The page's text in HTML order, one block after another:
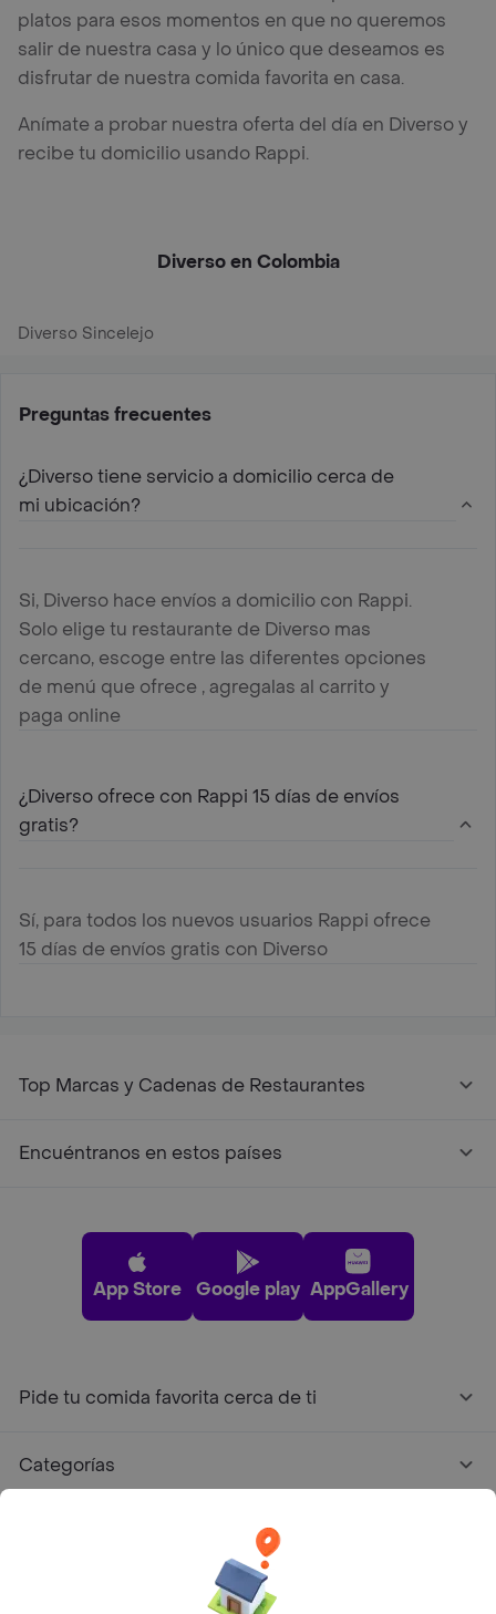
platos para esos momentos en que no queremos
salir de nuestra casa y lo único que deseamos es
disfrutar de nuestra comida favorita en casa.
Anímate a probar nuestra oferta del día en Diverso y
recibe tu domicilio usando Rappi.
Diverso en Colombia
Diverso Sincelejo
Preguntas frecuentes
¿Diverso tiene servicio a domicilio cerca de
mi ubicación?
Si, Diverso hace envíos a domicilio con Rappi.
Solo elige tu restaurante de Diverso mas
cercano, escoge entre las diferentes opciones
de menú que ofrece , agregalas al carrito y
paga online
¿Diverso ofrece con Rappi 15 días de envíos
gratis?
Sí, para todos los nuevos usuarios Rappi ofrece
15 días de envíos gratis con Diverso
Top Marcas y Cadenas de Restaurantes
Encuéntranos en estos países
App Store Google play AppGallery
Pide tu comida favorita cerca de ti
Categorías